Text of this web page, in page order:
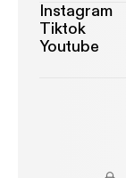
Instagram
Tiktok
Youtube